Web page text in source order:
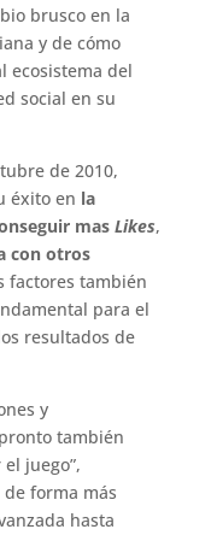
brusco en la
y de cómo
ecosistema del
social en su
de 2010,
éxito en la
mas Likes,
con otros
factores también
para el
resultados de
y
también
juego”,
forma más
hasta